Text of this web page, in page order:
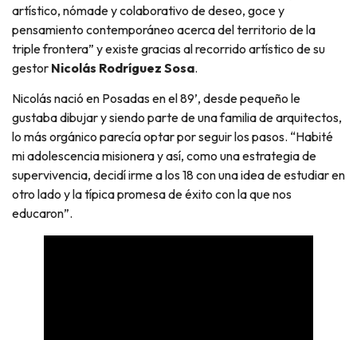
artístico, nómade y colaborativo de deseo, goce y
pensamiento contemporáneo acerca del territorio de la
triple frontera” y existe gracias al recorrido artístico de su
gestor Nicolás Rodríguez Sosa.
Nicolás nació en Posadas en el 89’, desde pequeño le
gustaba dibujar y siendo parte de una familia de arquitectos,
lo más orgánico parecía optar por seguir los pasos. “Habité
mi adolescencia misionera y así, como una estrategia de
supervivencia, decidí irme a los 18 con una idea de estudiar en
otro lado y la típica promesa de éxito con la que nos
educaron”.